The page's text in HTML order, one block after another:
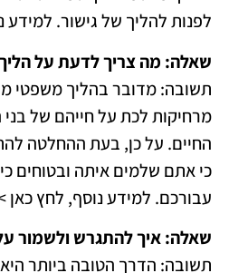
לפנות להליך של גישור. למידע
שאלה: מה צריך לדעת על הליך
תשובה: מדובר בהליך משפטי
מרחיקות לכת על חייהם של בני
החיים. על כן, בעת ההחלטה
כי אתם שלמים איתה ובטוחים
עבורכם. למידע נוסף, לחץ כאן
שאלה: איך להתגרש ולשמור
תשובה: הדרך הטובה ביותר